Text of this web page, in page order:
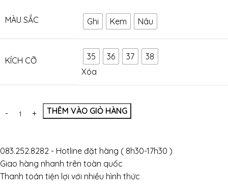
MÀU SẮC Ghi Kem Nâu
KÍCH CỠ 35 36 37
38
Xóa
THÊM VÀO GIỎ HÀNG
083.252.8282 - Hotline đặt hàng ( 8h30-17h30 )
Giao hàng nhanh trên toàn quốc
Thanh toán tiện lợi với nhiều hình thức